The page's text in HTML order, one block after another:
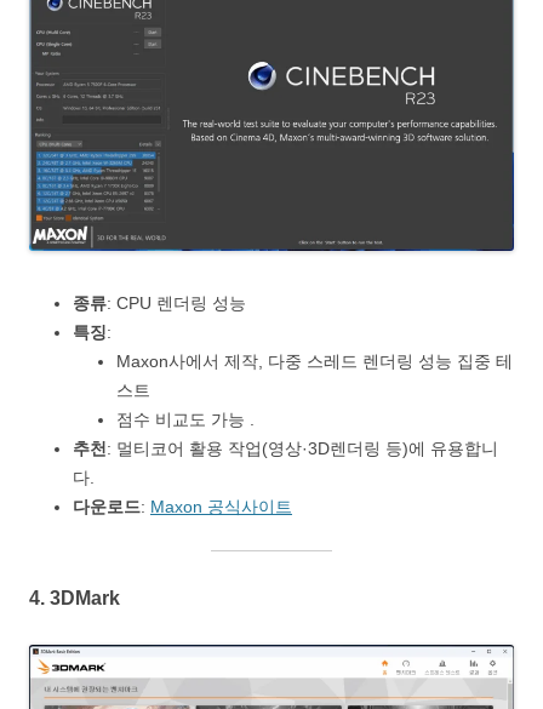
종류: CPU 렌더링 성능
특징:
Maxon사에서 제작, 다중 스레드 렌더링 성능 집중 테
스트
점수 비교도 가능 .
추천 : 멀티코어 활용 작업(영상·3D렌더링 등)에 유용합니
다.
다운로드: Maxon 공식사이트
4. 3DMark